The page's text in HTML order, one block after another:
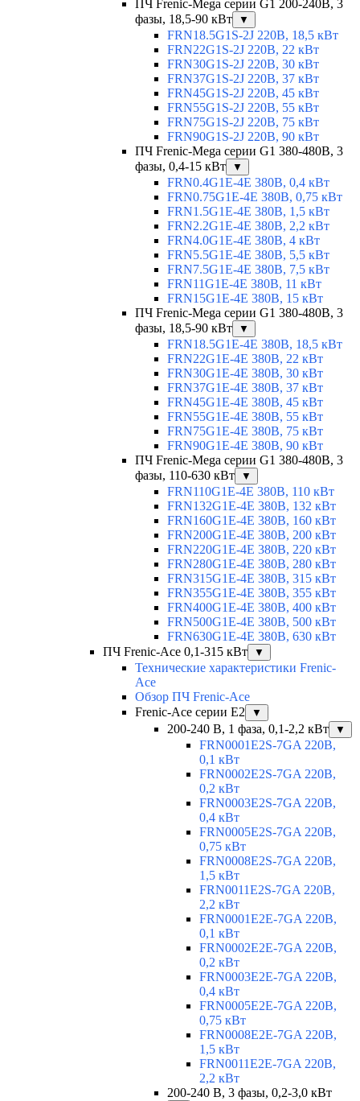
ПЧ Frenic-Mega серии G1 200-240В, 3
фазы, 18,5-90 кВт
▼
FRN18.5G1S-2J 220В, 18,5 кВт
FRN22G1S-2J 220В, 22 кВт
FRN30G1S-2J 220В, 30 кВт
FRN37G1S-2J 220В, 37 кВт
FRN45G1S-2J 220В, 45 кВт
FRN55G1S-2J 220В, 55 кВт
FRN75G1S-2J 220В, 75 кВт
FRN90G1S-2J 220В, 90 кВт
ПЧ Frenic-Mega серии G1 380-480В, 3
фазы, 0,4-15 кВт
▼
FRN0.4G1E-4E 380В, 0,4 кВт
FRN0.75G1E-4E 380В, 0,75 кВт
FRN1.5G1E-4E 380В, 1,5 кВт
FRN2.2G1E-4E 380В, 2,2 кВт
FRN4.0G1E-4E 380В, 4 кВт
FRN5.5G1E-4E 380В, 5,5 кВт
FRN7.5G1E-4E 380В, 7,5 кВт
FRN11G1E-4E 380В, 11 кВт
FRN15G1E-4E 380В, 15 кВт
ПЧ Frenic-Mega серии G1 380-480В, 3
фазы, 18,5-90 кВт
▼
FRN18.5G1E-4E 380В, 18,5 кВт
FRN22G1E-4E 380В, 22 кВт
FRN30G1E-4E 380В, 30 кВт
FRN37G1E-4E 380В, 37 кВт
FRN45G1E-4E 380В, 45 кВт
FRN55G1E-4E 380В, 55 кВт
FRN75G1E-4E 380В, 75 кВт
FRN90G1E-4E 380В, 90 кВт
ПЧ Frenic-Mega серии G1 380-480В, 3
фазы, 110-630 кВт
▼
FRN110G1E-4E 380В, 110 кВт
FRN132G1E-4E 380В, 132 кВт
FRN160G1E-4E 380В, 160 кВт
FRN200G1E-4E 380В, 200 кВт
FRN220G1E-4E 380В, 220 кВт
FRN280G1E-4E 380В, 280 кВт
FRN315G1E-4E 380В, 315 кВт
FRN355G1E-4E 380В, 355 кВт
FRN400G1E-4E 380В, 400 кВт
FRN500G1E-4E 380В, 500 кВт
FRN630G1E-4E 380В, 630 кВт
ПЧ Frenic-Ace 0,1-315 кВт
▼
Технические характеристики Frenic-
Ace
Обзор ПЧ Frenic-Ace
Frenic-Ace серии E2
▼
200-240 В, 1 фаза, 0,1-2,2 кВт ▼
FRN0001E2S-7GA 220В,
0,1 кВт
FRN0002E2S-7GA 220В,
0,2 кВт
FRN0003E2S-7GA 220В,
0,4 кВт
FRN0005E2S-7GA 220В,
0,75 кВт
FRN0008E2S-7GA 220В,
1,5 кВт
FRN0011E2S-7GA 220В,
2,2 кВт
FRN0001E2E-7GA 220В,
0,1 кВт
FRN0002E2E-7GA 220В,
0,2 кВт
FRN0003E2E-7GA 220В,
0,4 кВт
FRN0005E2E-7GA 220В,
0,75 кВт
FRN0008E2E-7GA 220В,
1,5 кВт
FRN0011E2E-7GA 220В,
2,2 кВт
200-240 В, 3 фазы, 0,2-3,0 кВт